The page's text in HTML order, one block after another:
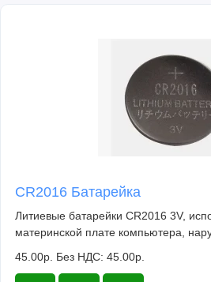
CR2016 Батарейка
Литиевые батарейки CR2016 3V,
материнской плате компьютера,
45.00р. Без НДС: 45.00р.